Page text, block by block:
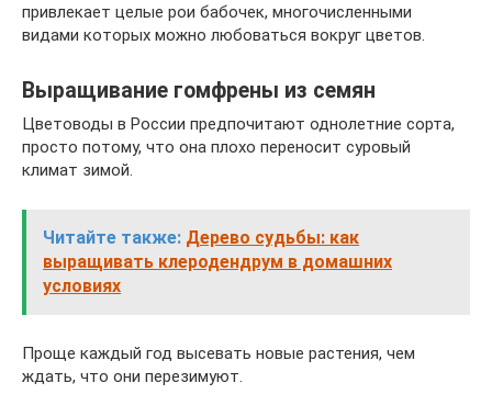
привлекает целые рои бабочек, многочисленными
видами которых можно любоваться вокруг цветов.
Выращивание гомфрены из семян
Цветоводы в России предпочитают однолетние сорта,
просто потому, что она плохо переносит суровый
климат зимой.
Читайте также: Дерево судьбы: как
выращивать клеродендрум в домашних
условиях
Проще каждый год высевать новые растения, чем
ждать, что они перезимуют.